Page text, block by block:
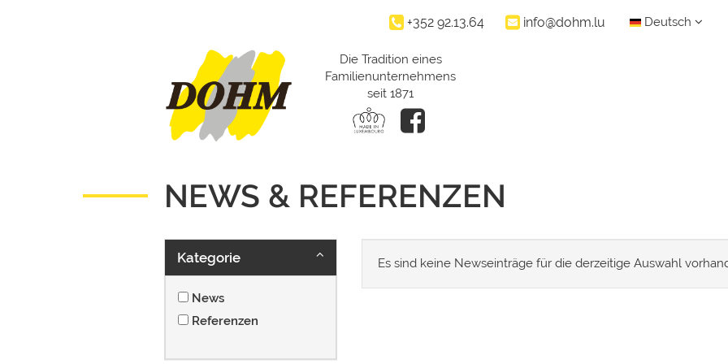
+352 92.13.64 info@dohm.lu Deutsch
Die Tradition eines
Familienunternehmens
seit 1871
NEWS & REFERENZEN
Kategorie
News
Referenzen
Es sind keine Newseinträge für die derzeitige Auswahl